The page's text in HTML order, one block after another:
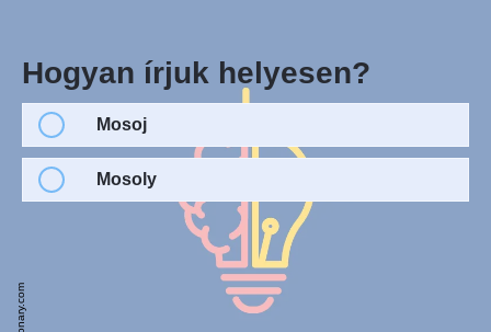
Hogyan írjuk helyesen?
Mosoj
Mosoly